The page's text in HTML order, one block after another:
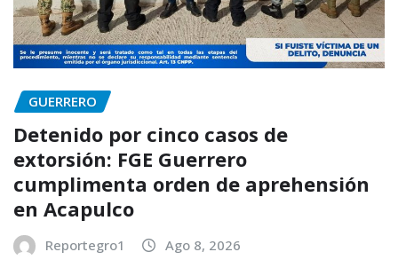
GUERRERO
Detenido por cinco casos de
extorsión: FGE Guerrero
cumplimenta orden de aprehensión
en Acapulco
Reportegro1 Ago 8, 2026